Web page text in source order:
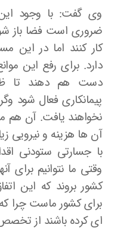
وی گفت: با وجود
ضروری است فضا باز شود
کار کنند اما در این
دارد. برای رفع این
پیمانکاری فعال شود
نخواهند یافت. آن هم
آن ها هزینه و
با جسارتی ستودنی
وقتی ما نتوانیم برای
کشور بروند که این
برای کشور ماست چرا
­ای کرده باشند از